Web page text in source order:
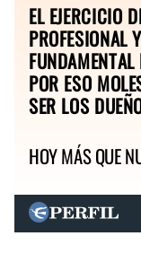
EL EJERCICIO
PROFESIONAL
POR ESO
SER LOS
HOY MÁS QUE